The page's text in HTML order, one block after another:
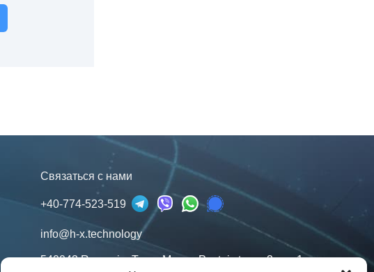
Связаться с нами
+40-774-523-519
info@h-x.technology
540043 Romania,Targu Mures,Postei str., nr. 3, ap. 1